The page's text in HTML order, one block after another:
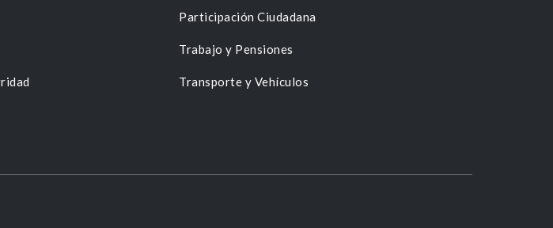
Participación Ciudadana
Trabajo y Pensiones
Transporte y Vehículos